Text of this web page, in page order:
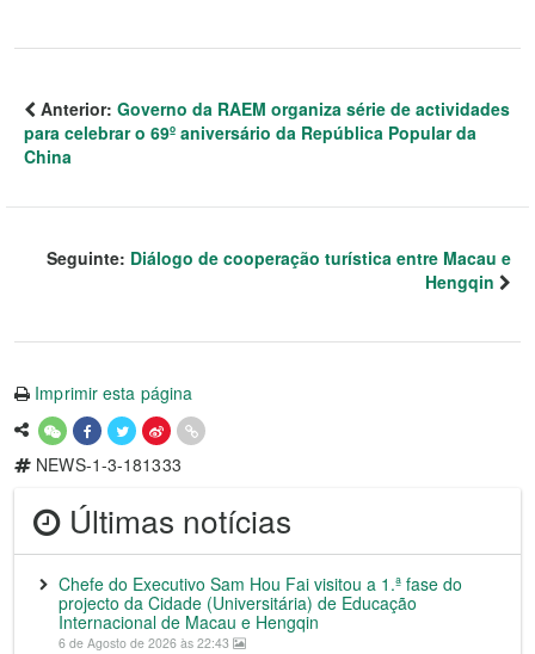
Anterior: Governo da RAEM organiza série de actividades
para celebrar o 69º aniversário da República Popular da
China
Seguinte: Diálogo de cooperação turística entre Macau e
Hengqin
Imprimir esta página
NEWS-1-3-181333
Últimas notícias
Chefe do Executivo Sam Hou Fai visitou a 1.ª fase do
projecto da Cidade (Universitária) de Educação
Internacional de Macau e Hengqin
6 de Agosto de 2026 às 22:43